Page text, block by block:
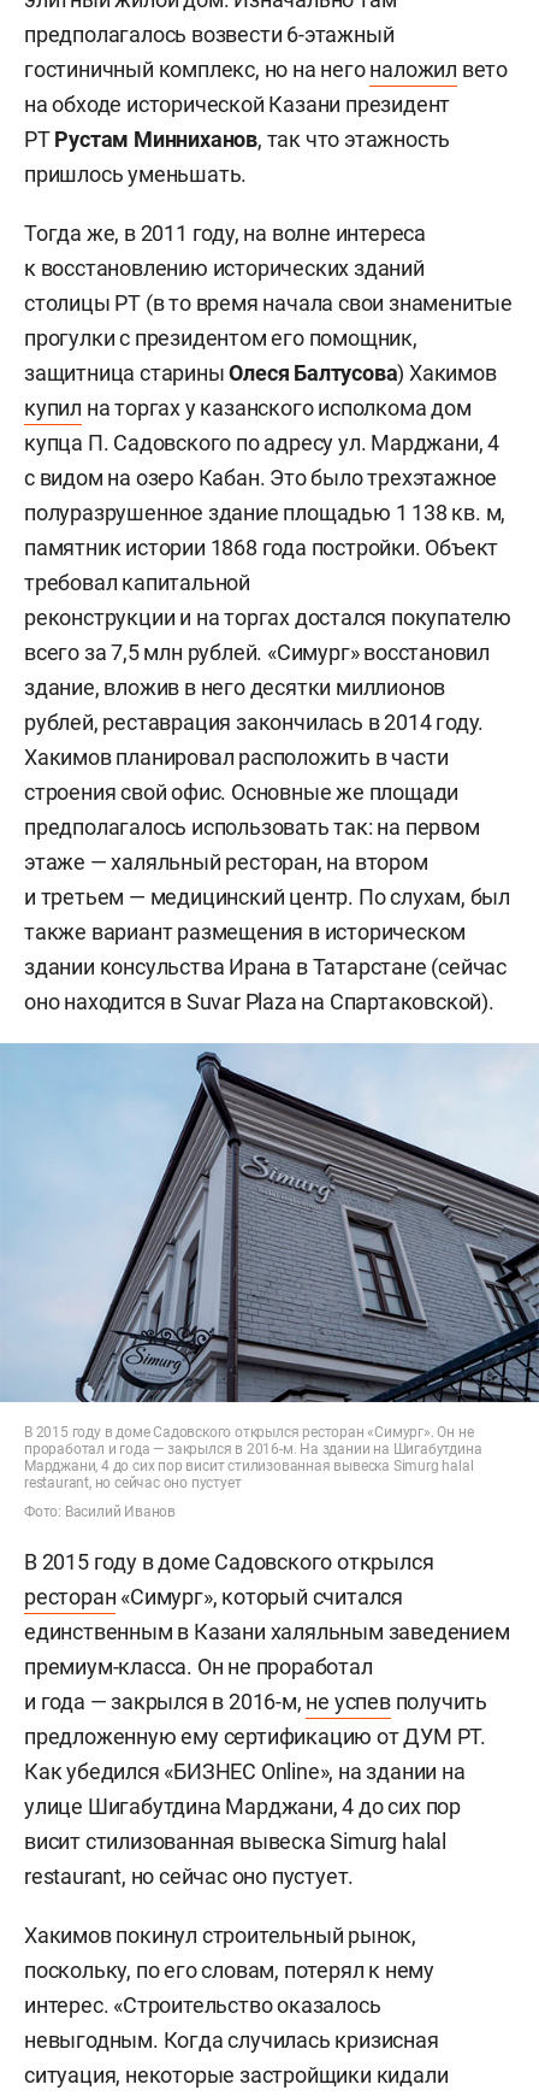
предполагалось возвести 6-этажный
гостиничный комплекс, но на негоналожил вето
на обходе исторической Казани президент
РТРустам Минниханов, так что этажность
пришлось уменьшать.
Тогда же, в 2011 году, на волне интереса
к восстановлению исторических зданий
столицы РТ (в то время начала свои знаменитые
прогулки с президентом его помощник,
защитница стариныОлеся Балтусова) Хакимов
купил на торгах у казанского исполкома дом
купца П. Садовского по адресу ул. Марджани, 4
с видом на озеро Кабан. Это было трехэтажное
полуразрушенное здание площадью 1 138 кв. м,
памятник истории 1868 года постройки. Объект
требовал капитальной
реконструкции и на торгах достался покупателю
всего за 7,5 млн рублей. «Симург» восстановил
здание, вложив в него десятки миллионов
рублей, реставрация закончилась в 2014 году.
Хакимов планировал расположить в части
строения свой офис. Основные же площади
предполагалось использовать так: на первом
этаже — халяльный ресторан, на втором
и третьем — медицинский центр. По слухам, был
также вариант размещения в историческом
здании консульства Ирана в Татарстане (сейчас
оно находится в Suvar Plaza на Спартаковской).
В 2015 году в доме Садовского открылся ресторан «Симург». Он не
проработал и года — закрылся в 2016-м. На здании на Шигабутдина
Марджани, 4 до сих пор висит стилизованная вывеска Simurg halal
restaurant, но сейчас оно пустует
Фото: Василий Иванов
В 2015 году в доме Садовского открылся
ресторан «Симург», который считался
единственным в Казани халяльным заведением
премиум-класса. Он не проработал
и года — закрылся в 2016-м, не успевполучить
предложенную ему сертификацию от ДУМ РТ.
Как убедился «БИЗНЕС Online», на здании на
улице Шигабутдина Марджани, 4 до сих пор
висит стилизованная вывеска Simurg halal
restaurant, но сейчас оно пустует.
Хакимов покинул строительный рынок,
поскольку, по его словам, потерял к нему
интерес. «Строительство оказалось
невыгодным. Когда случилась кризисная
ситуация, некоторые застройщики кидали